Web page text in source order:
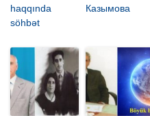
haqqında
söhbət
Казымова